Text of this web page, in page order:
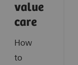
value
care
How
to